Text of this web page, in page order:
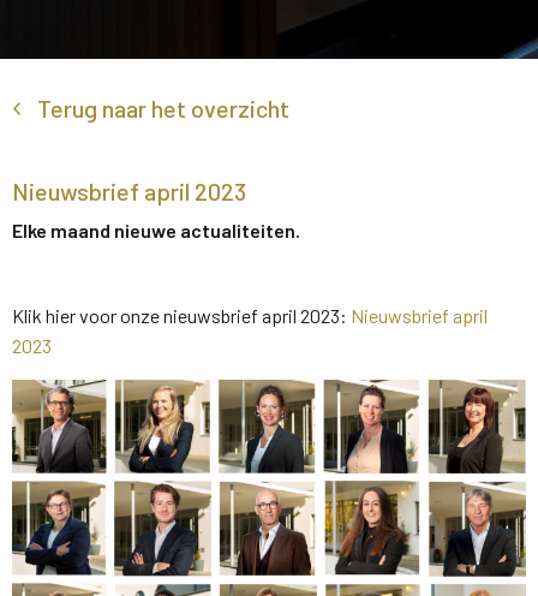
Terug naar het overzicht
Nieuwsbrief april 2023
Elke maand nieuwe actualiteiten.
Klik hier voor onze nieuwsbrief april 2023: Nieuwsbrief april
2023